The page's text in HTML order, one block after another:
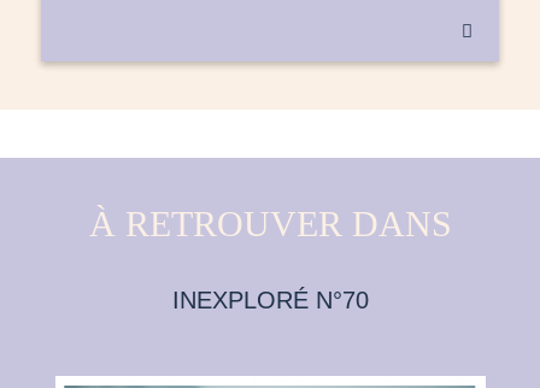

À RETROUVER DANS
INEXPLORÉ N°70